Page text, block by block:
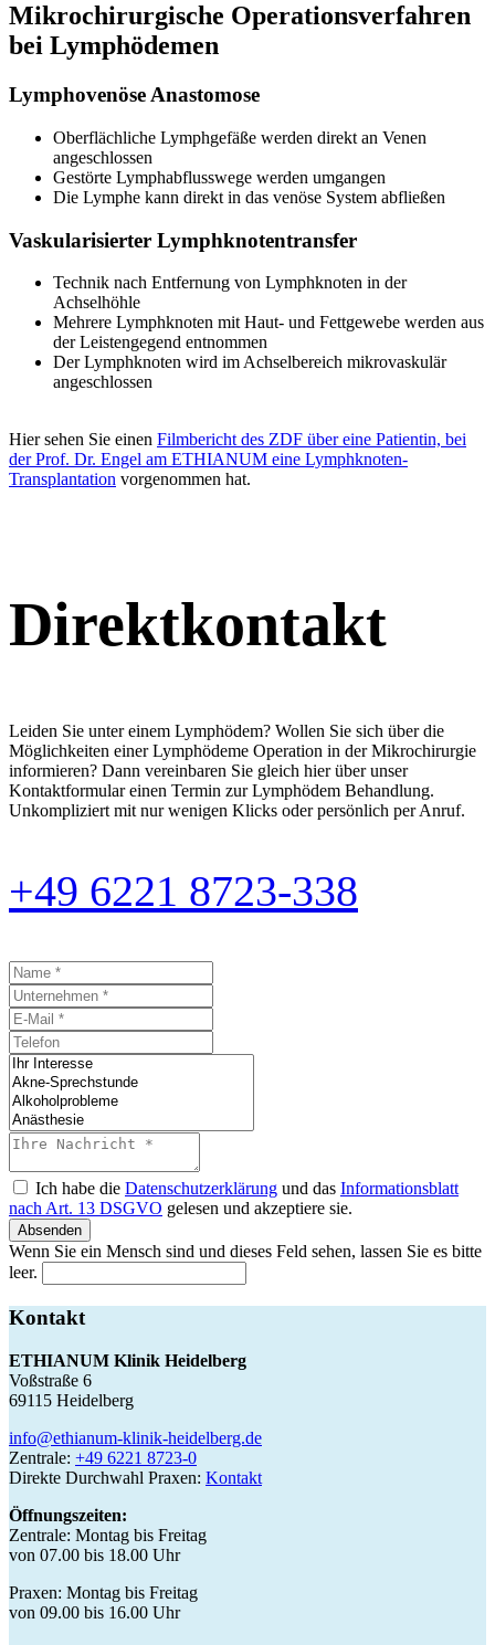
Mikrochirurgische Operationsverfahren
bei Lymphödemen
Lymphovenöse Anastomose
Oberflächliche Lymphgefäße werden direkt an Venen
angeschlossen
Gestörte Lymphabflusswege werden umgangen
Die Lymphe kann direkt in das venöse System abfließen
Vaskularisierter Lymphknotentransfer
Technik nach Entfernung von Lymphknoten in der
Achselhöhle
Mehrere Lymphknoten mit Haut- und Fettgewebe werden aus
der Leistengegend entnommen
Der Lymphknoten wird im Achselbereich mikrovaskulär
angeschlossen
Hier sehen Sie einen Filmbericht des ZDF über eine Patientin, bei
der Prof. Dr. Engel am ETHIANUM eine Lymphknoten-
Transplantation vorgenommen hat.
Direktkontakt
Leiden Sie unter einem Lymphödem? Wollen Sie sich über die
Möglichkeiten einer Lymphödeme Operation in der Mikrochirurgie
informieren? Dann vereinbaren Sie gleich hier über unser
Kontaktformular einen Termin zur Lymphödem Behandlung.
Unkompliziert mit nur wenigen Klicks oder persönlich per Anruf.
+49 6221 8723-338
Ich habe die Datenschutzerklärung und das Informationsblatt
nach Art. 13 DSGVO gelesen und akzeptiere sie.
Absenden
Wenn Sie ein Mensch sind und dieses Feld sehen, lassen Sie es bitte
leer.
Kontakt
ETHIANUM Klinik Heidelberg
Voßstraße 6
69115 Heidelberg
info@ethianum-klinik-heidelberg.de
Zentrale: +49 6221 8723-0
Direkte Durchwahl Praxen: Kontakt
Öffnungszeiten:
Zentrale: Montag bis Freitag
von 07.00 bis 18.00 Uhr
Praxen: Montag bis Freitag
von 09.00 bis 16.00 Uhr